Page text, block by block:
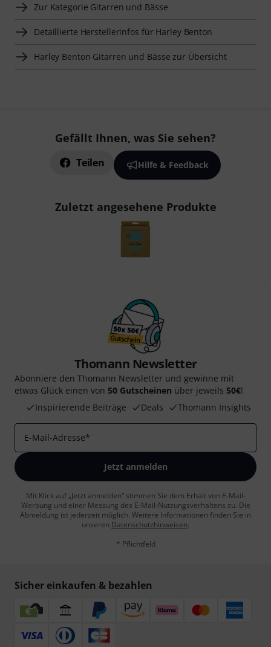
Zur Kategorie Gitarren und Bässe
Detaillierte Herstellerinfos für Harley Benton
Harley Benton Gitarren und Bässe zur Übersicht
Gefällt Ihnen, was Sie sehen?
Teilen Hilfe & Feedback
Zuletzt angesehene Produkte
Thomann Newsletter
Abonniere den Thomann Newsletter und gewinne mit
etwas Glück einen von 50 Gutscheinen über jeweils 50€!
Inspirierende Beiträge
Deals Thomann Insights
E-Mail-Adresse*
Jetzt anmelden
Mit Klick auf „Jetzt anmelden“ stimmen Sie dem Erhalt von E-Mail-
Werbung und einer Messung des E-Mail-Nutzungsverhaltens zu. Die
Abmeldung ist jederzeit möglich. Weitere Informationen finden Sie in
unseren Datenschutzhinweisen.
* Pflichtfeld
Sicher einkaufen & bezahlen